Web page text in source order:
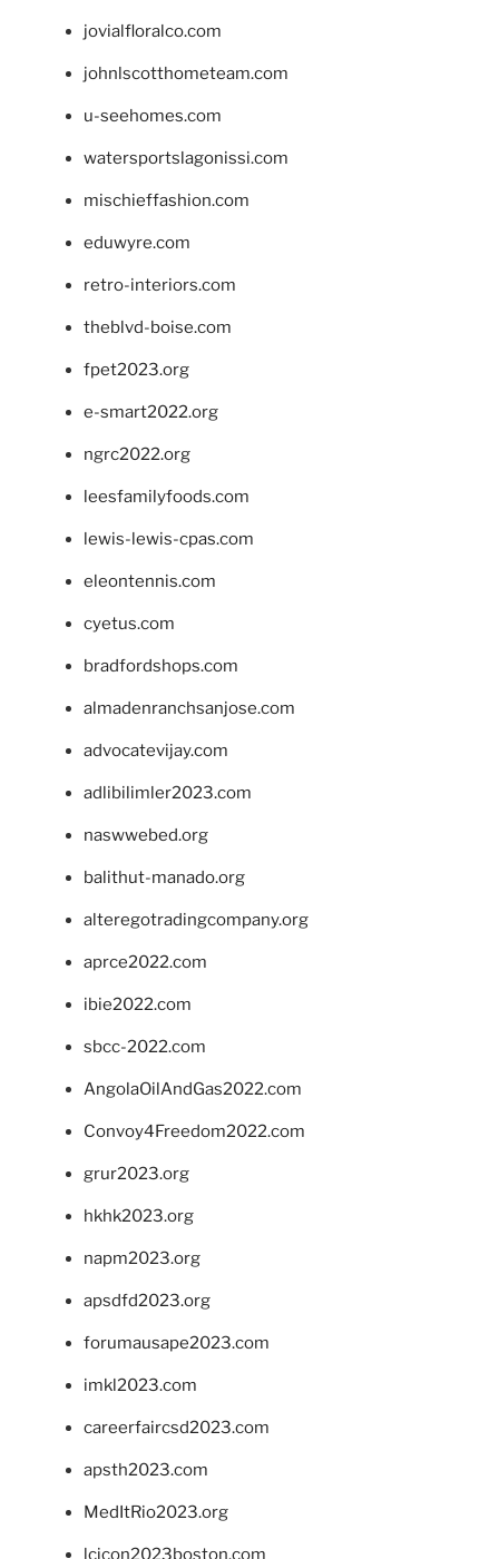
jovialfloralco.com
johnlscotthometeam.com
u-seehomes.com
watersportslagonissi.com
mischieffashion.com
eduwyre.com
retro-interiors.com
theblvd-boise.com
fpet2023.org
e-smart2022.org
ngrc2022.org
leesfamilyfoods.com
lewis-lewis-cpas.com
eleontennis.com
cyetus.com
bradfordshops.com
almadenranchsanjose.com
advocatevijay.com
adlibilimler2023.com
naswwebed.org
balithut-manado.org
alteregotradingcompany.org
aprce2022.com
ibie2022.com
sbcc-2022.com
AngolaOilAndGas2022.com
Convoy4Freedom2022.com
grur2023.org
hkhk2023.org
napm2023.org
apsdfd2023.org
forumausape2023.com
imkl2023.com
careerfaircsd2023.com
apsth2023.com
MedItRio2023.org
lcicon2023boston.com